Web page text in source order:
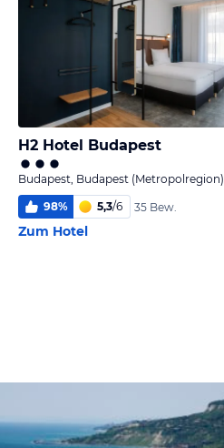
H2 Hotel Budapest
Budapest, Budapest (Metropolregion)
98% 5,3/6 35 Bew.
Zum Hotel